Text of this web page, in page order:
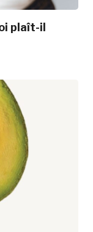
plaît-il